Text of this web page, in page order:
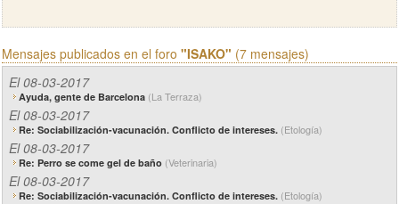
Mensajes publicados en el foro "ISAKO" (7 mensajes)
El 08-03-2017
Ayuda, gente de Barcelona (La Terraza)
El 08-03-2017
Re: Sociabilización-vacunación. Conflicto de intereses. (Etología)
El 08-03-2017
Re: Perro se come gel de baño (Veterinaria)
El 08-03-2017
Re: Sociabilización-vacunación. Conflicto de intereses. (Etología)